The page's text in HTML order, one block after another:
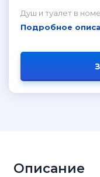
Душ и туалет в
Подробное
Описание